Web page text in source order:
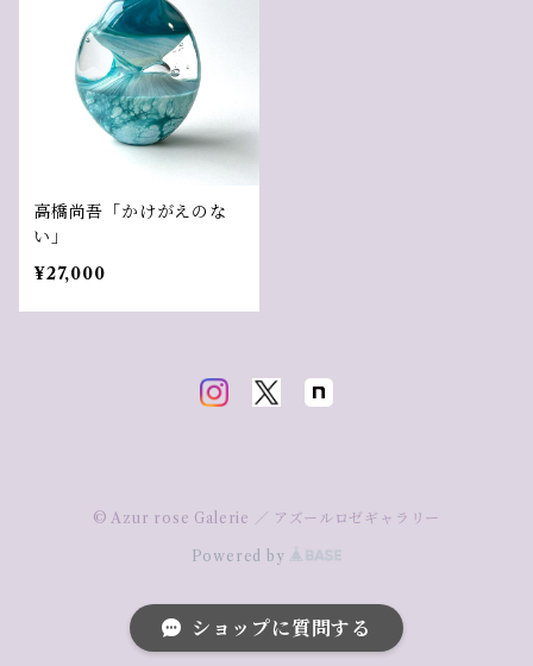
高橋尚吾「かけがえのな
い」
¥27,000
© Azur rose Galerie ／ アズールロゼギャラリー
Powered by
ショップに質問する